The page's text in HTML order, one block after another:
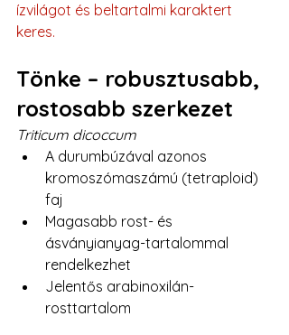
ízvilágot és beltartalmi karaktert
keres.
Tönke – robusztusabb,
rostosabb szerkezet
Triticum dicoccum
A durumbúzával azonos
kromoszómaszámú (tetraploid)
faj
Magasabb rost- és
ásványianyag-tartalommal
rendelkezhet
Jelentős arabinoxilán-
rosttartalom